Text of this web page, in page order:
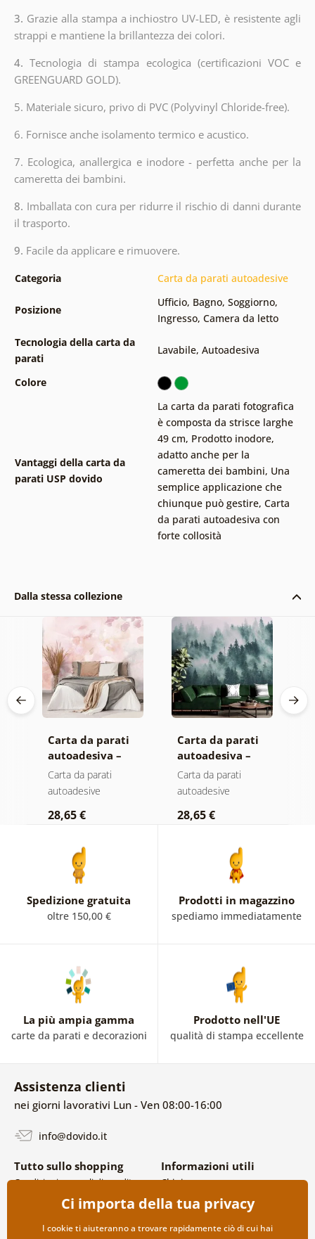
3. Grazie alla stampa a inchiostro UV-LED, è resistente agli
strappi e mantiene la brillantezza dei colori.
4.Tecnologia di stampa ecologica (certificazioni VOC e
GREENGUARD GOLD).
5. Materiale sicuro, privo di PVC (Polyvinyl Chloride-free).
6. Fornisce anche isolamento termico e acustico.
7. Ecologica, anallergica e inodore - perfetta anche per la
cameretta dei bambini.
8. Imballata con cura per ridurre il rischio di danni durante
il trasporto.
9. Facile da applicare e rimuovere.
Categoria Carta da parati autoadesive
Posizione
Ufficio, Bagno, Soggiorno,
Ingresso, Camera da letto
Tecnologia della carta da
parati
Lavabile, Autoadesiva
Colore
Vantaggi della carta da
parati USP dovido
La carta da parati fotografica
è composta da strisce larghe
49 cm, Prodotto inodore,
adatto anche per la
cameretta dei bambini, Una
semplice applicazione che
chiunque può gestire, Carta
da parati autoadesiva con
forte collosità
Dalla stessa collezione
Carta da parati
autoadesiva –
Foglie con
sfumatura
Carta da parati
autoadesive
28,65 €
Carta da parati
autoadesiva –
Foresta nella
nebbia
Carta da parati
autoadesive
28,65 €
Spedizione gratuita
oltre 150,00 €
Prodotti in magazzino
spediamo immediatamente
La più ampia gamma
carte da parati e decorazioni
Prodotto nell'UE
qualità di stampa eccellente
Assistenza clienti
nei giorni lavorativi Lun - Ven 08:00-16:00
info@dovido.it
Tutto sullo shopping
Condizioni generali di vendita e
Politica sulla privacy
Opzioni di spedizione e
Informazioni utili
Chi siamo
FAQ
Contatti
Collaborazione all’ingrosso
Ci importa della tua privacy
I cookie ti aiuteranno a trovare rapidamente ciò di cui hai